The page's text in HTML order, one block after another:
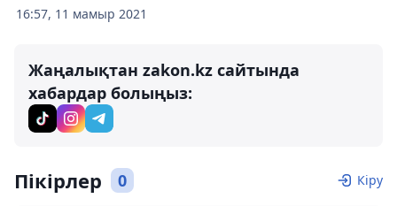
16:57, 11 мамыр 2021
Жаңалықтан zakon.kz сайтында
хабардар болыңыз:
Пікірлер 0 Кіру